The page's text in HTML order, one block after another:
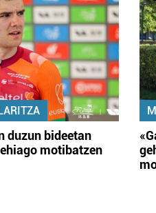
duzun bideetan
motibatzen